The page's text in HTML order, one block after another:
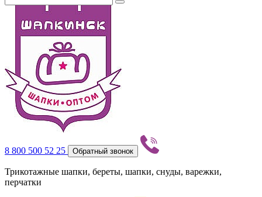
8 800 500 52 25 Обратный звонок
Трикотажные шапки, береты, шапки, снуды, варежки,
перчатки